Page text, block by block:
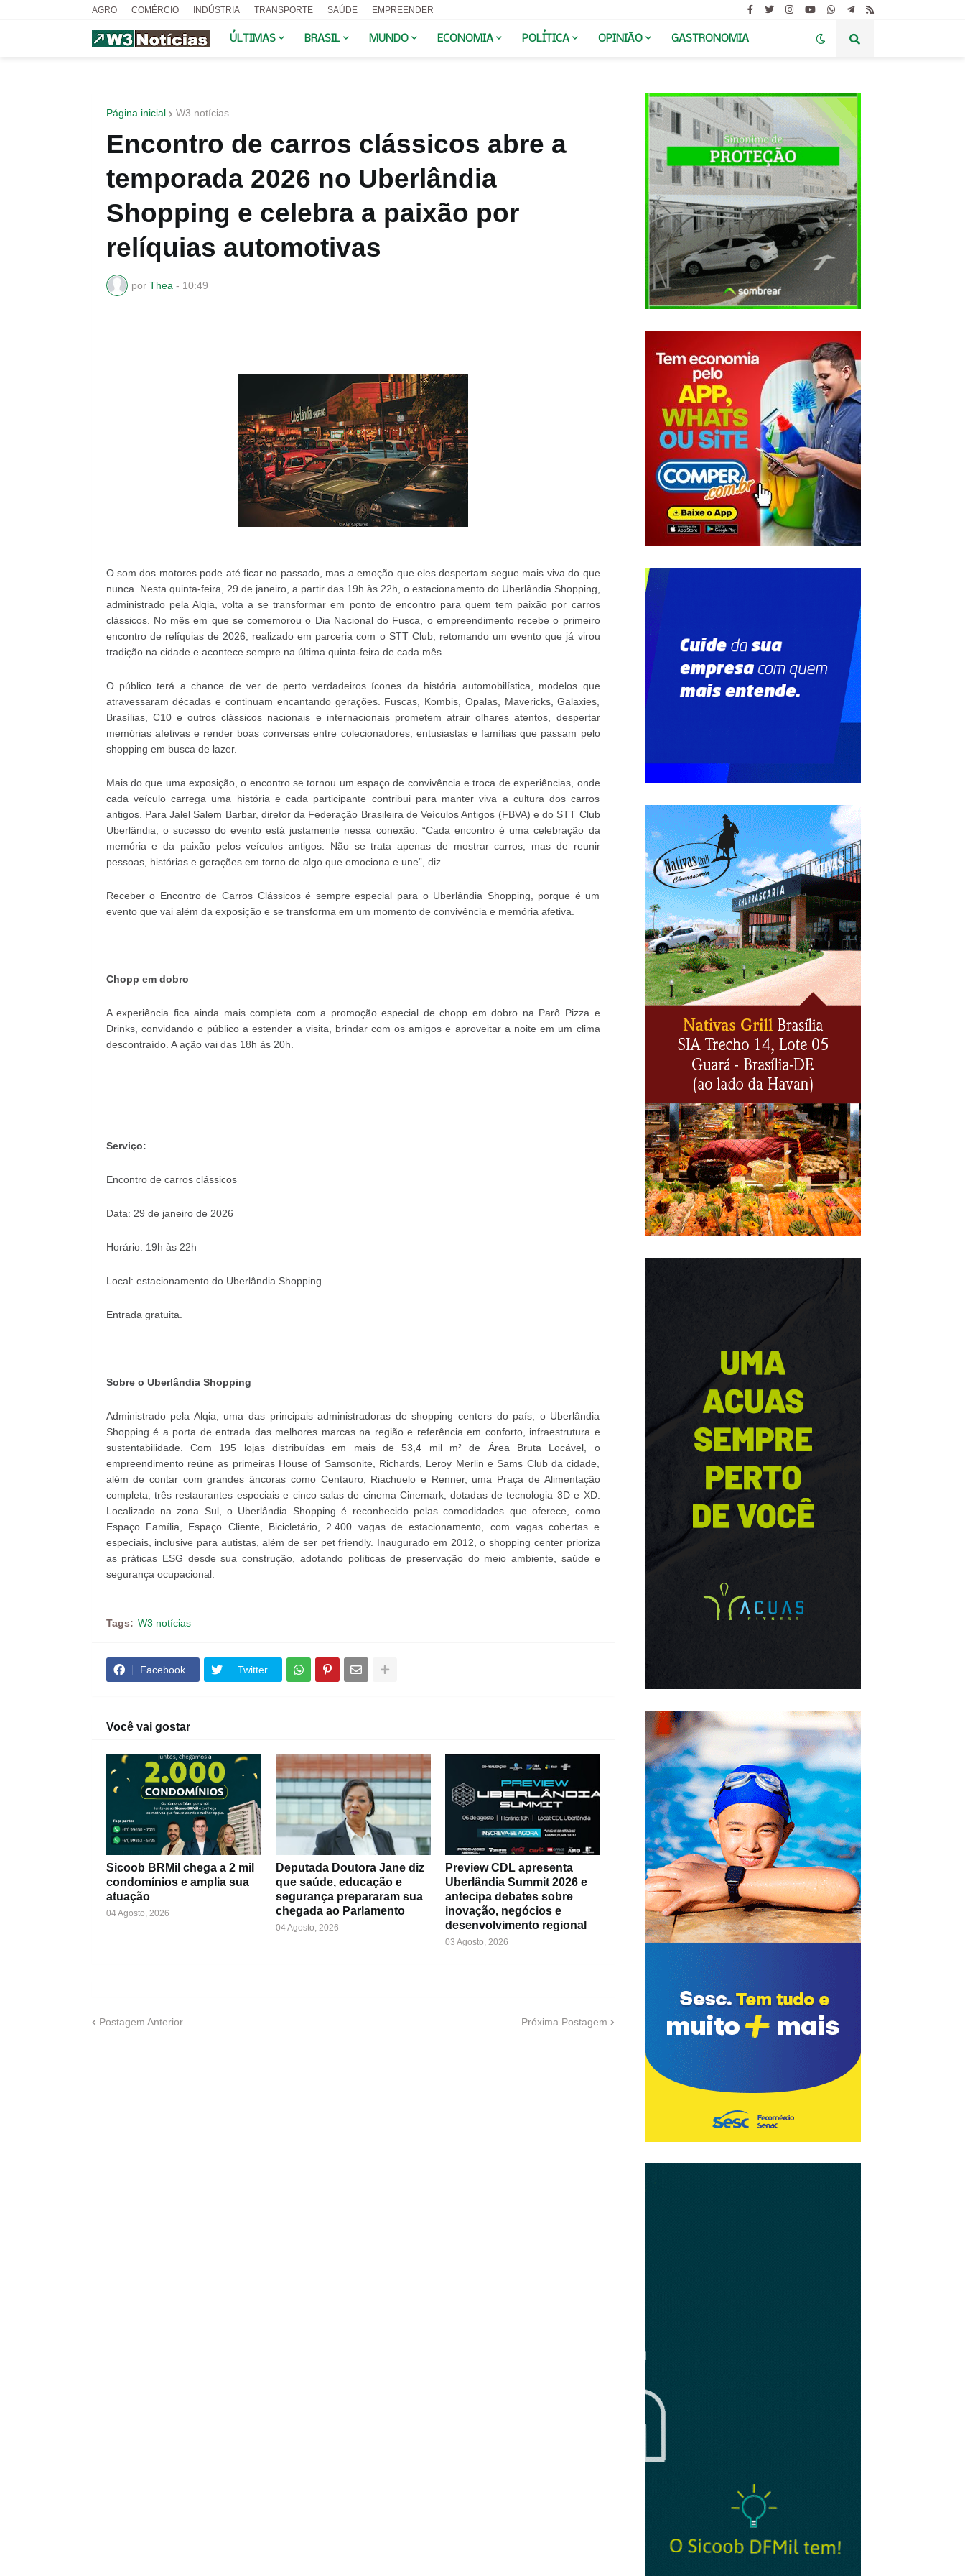
AGRO COMÉRCIO INDÚSTRIA TRANSPORTE SAÚDE EMPREENDER
ÚLTIMAS BRASIL MUNDO ECONOMIA POLÍTICA OPINIÃO GASTRONOMIA
Página inicial W3 notícias
Encontro de carros clássicos abre a
temporada 2026 no Uberlândia
Shopping e celebra a paixão por
relíquias automotivas
por Thea - 10:49
O som dos motores pode até ficar no passado, mas a emoção que eles despertam segue mais viva do que
nunca. Nesta quinta-feira, 29 de janeiro, a partir das 19h às 22h, o estacionamento do Uberlândia Shopping,
administrado pela Alqia, volta a se transformar em ponto de encontro para quem tem paixão por carros
clássicos. No mês em que se comemorou o Dia Nacional do Fusca, o empreendimento recebe o primeiro
encontro de relíquias de 2026, realizado em parceria com o STT Club, retomando um evento que já virou
tradição na cidade e acontece sempre na última quinta-feira de cada mês.
O público terá a chance de ver de perto verdadeiros ícones da história automobilística, modelos que
atravessaram décadas e continuam encantando gerações. Fuscas, Kombis, Opalas, Mavericks, Galaxies,
Brasílias, C10 e outros clássicos nacionais e internacionais prometem atrair olhares atentos, despertar
memórias afetivas e render boas conversas entre colecionadores, entusiastas e famílias que passam pelo
shopping em busca de lazer.
Mais do que uma exposição, o encontro se tornou um espaço de convivência e troca de experiências, onde
cada veículo carrega uma história e cada participante contribui para manter viva a cultura dos carros
antigos. Para Jalel Salem Barbar, diretor da Federação Brasileira de Veículos Antigos (FBVA) e do STT Club
Uberlândia, o sucesso do evento está justamente nessa conexão. “Cada encontro é uma celebração da
memória e da paixão pelos veículos antigos. Não se trata apenas de mostrar carros, mas de reunir
pessoas, histórias e gerações em torno de algo que emociona e une”, diz.
Receber o Encontro de Carros Clássicos é sempre especial para o Uberlândia Shopping, porque é um
evento que vai além da exposição e se transforma em um momento de convivência e memória afetiva.
Chopp em dobro
A experiência fica ainda mais completa com a promoção especial de chopp em dobro na Parô Pizza e
Drinks, convidando o público a estender a visita, brindar com os amigos e aproveitar a noite em um clima
descontraído. A ação vai das 18h às 20h.
Serviço:
Encontro de carros clássicos
Data: 29 de janeiro de 2026
Horário: 19h às 22h
Local: estacionamento do Uberlândia Shopping
Entrada gratuita.
Sobre o Uberlândia Shopping
Administrado pela Alqia, uma das principais administradoras de shopping centers do país, o Uberlândia
Shopping é a porta de entrada das melhores marcas na região e referência em conforto, infraestrutura e
sustentabilidade. Com 195 lojas distribuídas em mais de 53,4 mil m² de Área Bruta Locável, o
empreendimento reúne as primeiras House of Samsonite, Richards, Leroy Merlin e Sams Club da cidade,
além de contar com grandes âncoras como Centauro, Riachuelo e Renner, uma Praça de Alimentação
completa, três restaurantes especiais e cinco salas de cinema Cinemark, dotadas de tecnologia 3D e XD.
Localizado na zona Sul, o Uberlândia Shopping é reconhecido pelas comodidades que oferece, como
Espaço Família, Espaço Cliente, Bicicletário, 2.400 vagas de estacionamento, com vagas cobertas e
especiais, inclusive para autistas, além de ser pet friendly. Inaugurado em 2012, o shopping center prioriza
as práticas ESG desde sua construção, adotando políticas de preservação do meio ambiente, saúde e
segurança ocupacional.
Tags: W3 notícias
Facebook Twitter
Você vai gostar
Sicoob BRMil chega a 2 mil
condomínios e amplia sua
atuação
04 Agosto, 2026
Deputada Doutora Jane diz
que saúde, educação e
segurança prepararam sua
chegada ao Parlamento
04 Agosto, 2026
Preview CDL apresenta
Uberlândia Summit 2026 e
antecipa debates sobre
inovação, negócios e
desenvolvimento regional
03 Agosto, 2026
Postagem Anterior Próxima Postagem